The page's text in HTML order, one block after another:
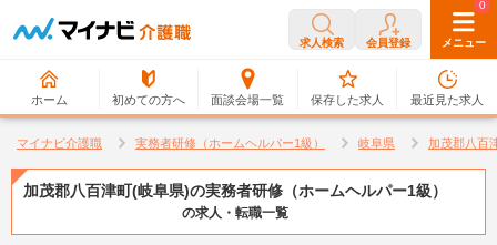
求人検索 会員登録 メニュー
ホーム 初めての方へ 面談会場一覧
0
保存した求人
0
最近見た求人
マイナビ介護職 実務者研修（ホームヘルパー1級） 岐阜県 加茂郡八百
加茂郡八百津町(岐阜県)の実務者研修（ホームヘルパー1級）
の求人・転職一覧